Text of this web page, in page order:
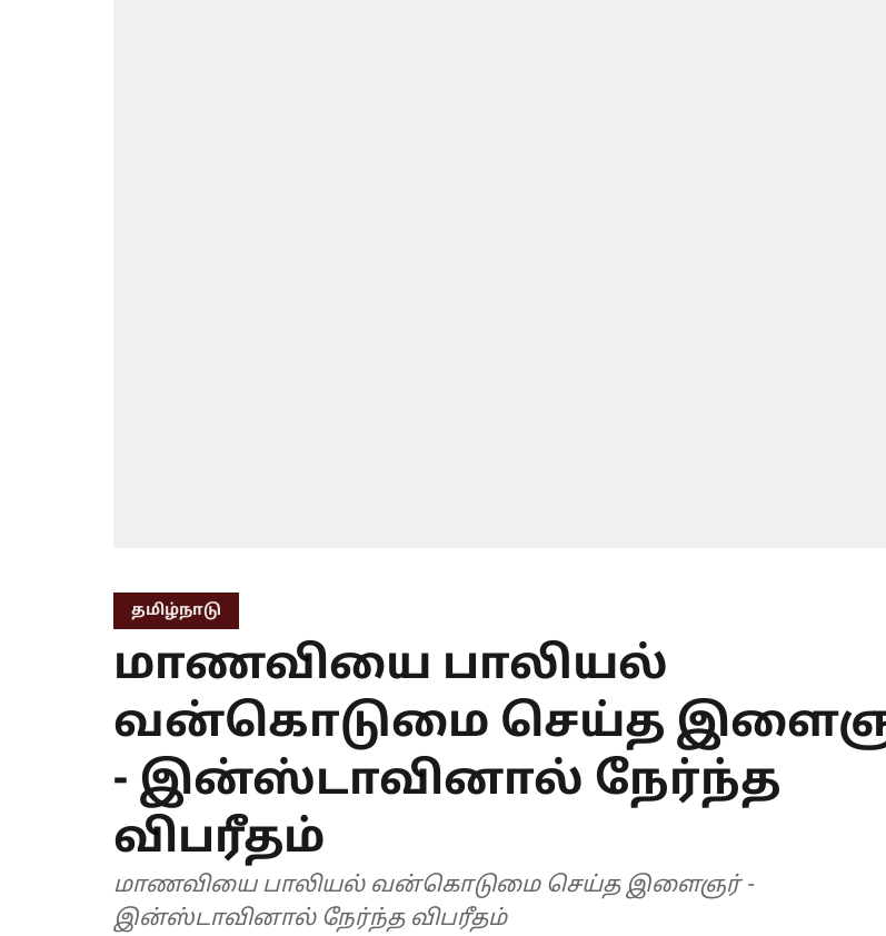
தமிழ்நாடு
மாணவியை பாலியல்
வன்கொடுமை செய்த
- இன்ஸ்டாவினால் நேர்ந்த
விபரீதம்
மாணவியை பாலியல் வன்கொடுமை செய்த இளைஞர் -
இன்ஸ்டாவினால் நேர்ந்த விபரீதம்